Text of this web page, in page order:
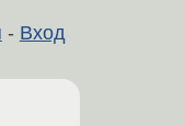
- Вход